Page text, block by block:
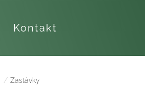
Kontakt
Zastávky